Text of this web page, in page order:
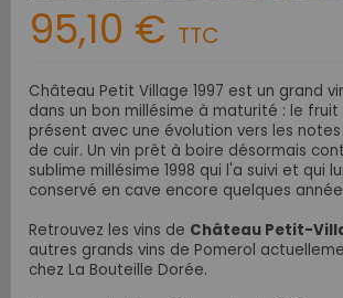
95,10 € TTC
Château Petit Village 1997 est un grand
dans un bon millésime à maturité : le
présent avec une évolution vers les
de cuir. Un vin prêt à boire désormais
sublime millésime 1998 qui l'a suivi et qui
conservé en cave encore quelques
Retrouvez les vins de Château Petit-
autres grands vins de Pomerol
chez La Bouteille Dorée.